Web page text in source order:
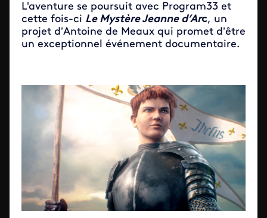
L'aventure se poursuit avec Program33 et
cette fois-ci Le Mystère Jeanne d’Arc, un
projet d’Antoine de Meaux qui promet d’être
un exceptionnel événement documentaire.